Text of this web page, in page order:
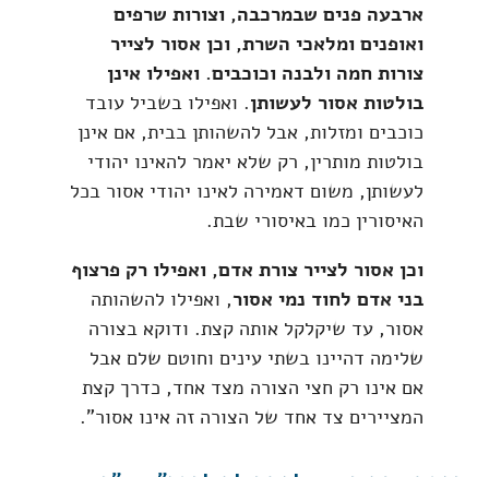
ארבעה פנים שבמרכבה, וצורות שרפים
ואופנים ומלאכי השרת, וכן אסור לצייר
צורות חמה ולבנה וכוכבים. ואפילו אינן
בולטות אסור לעשותן. ואפילו בשביל עובד
כוכבים ומזלות, אבל להשהותן בבית, אם אינן
בולטות מותרין, רק שלא יאמר להאינו יהודי
לעשותן, משום דאמירה לאינו יהודי אסור בכל
האיסורין כמו באיסורי שבת.
וכן אסור לצייר צורת אדם, ואפילו רק פרצוף
בני אדם לחוד נמי אסור, ואפילו להשהותה
אסור, עד שיקלקל אותה קצת. ודוקא בצורה
שלימה דהיינו בשתי עינים וחוטם שלם אבל
אם אינו רק חצי הצורה מצד אחד, כדרך קצת
המציירים צד אחד של הצורה זה אינו אסור".